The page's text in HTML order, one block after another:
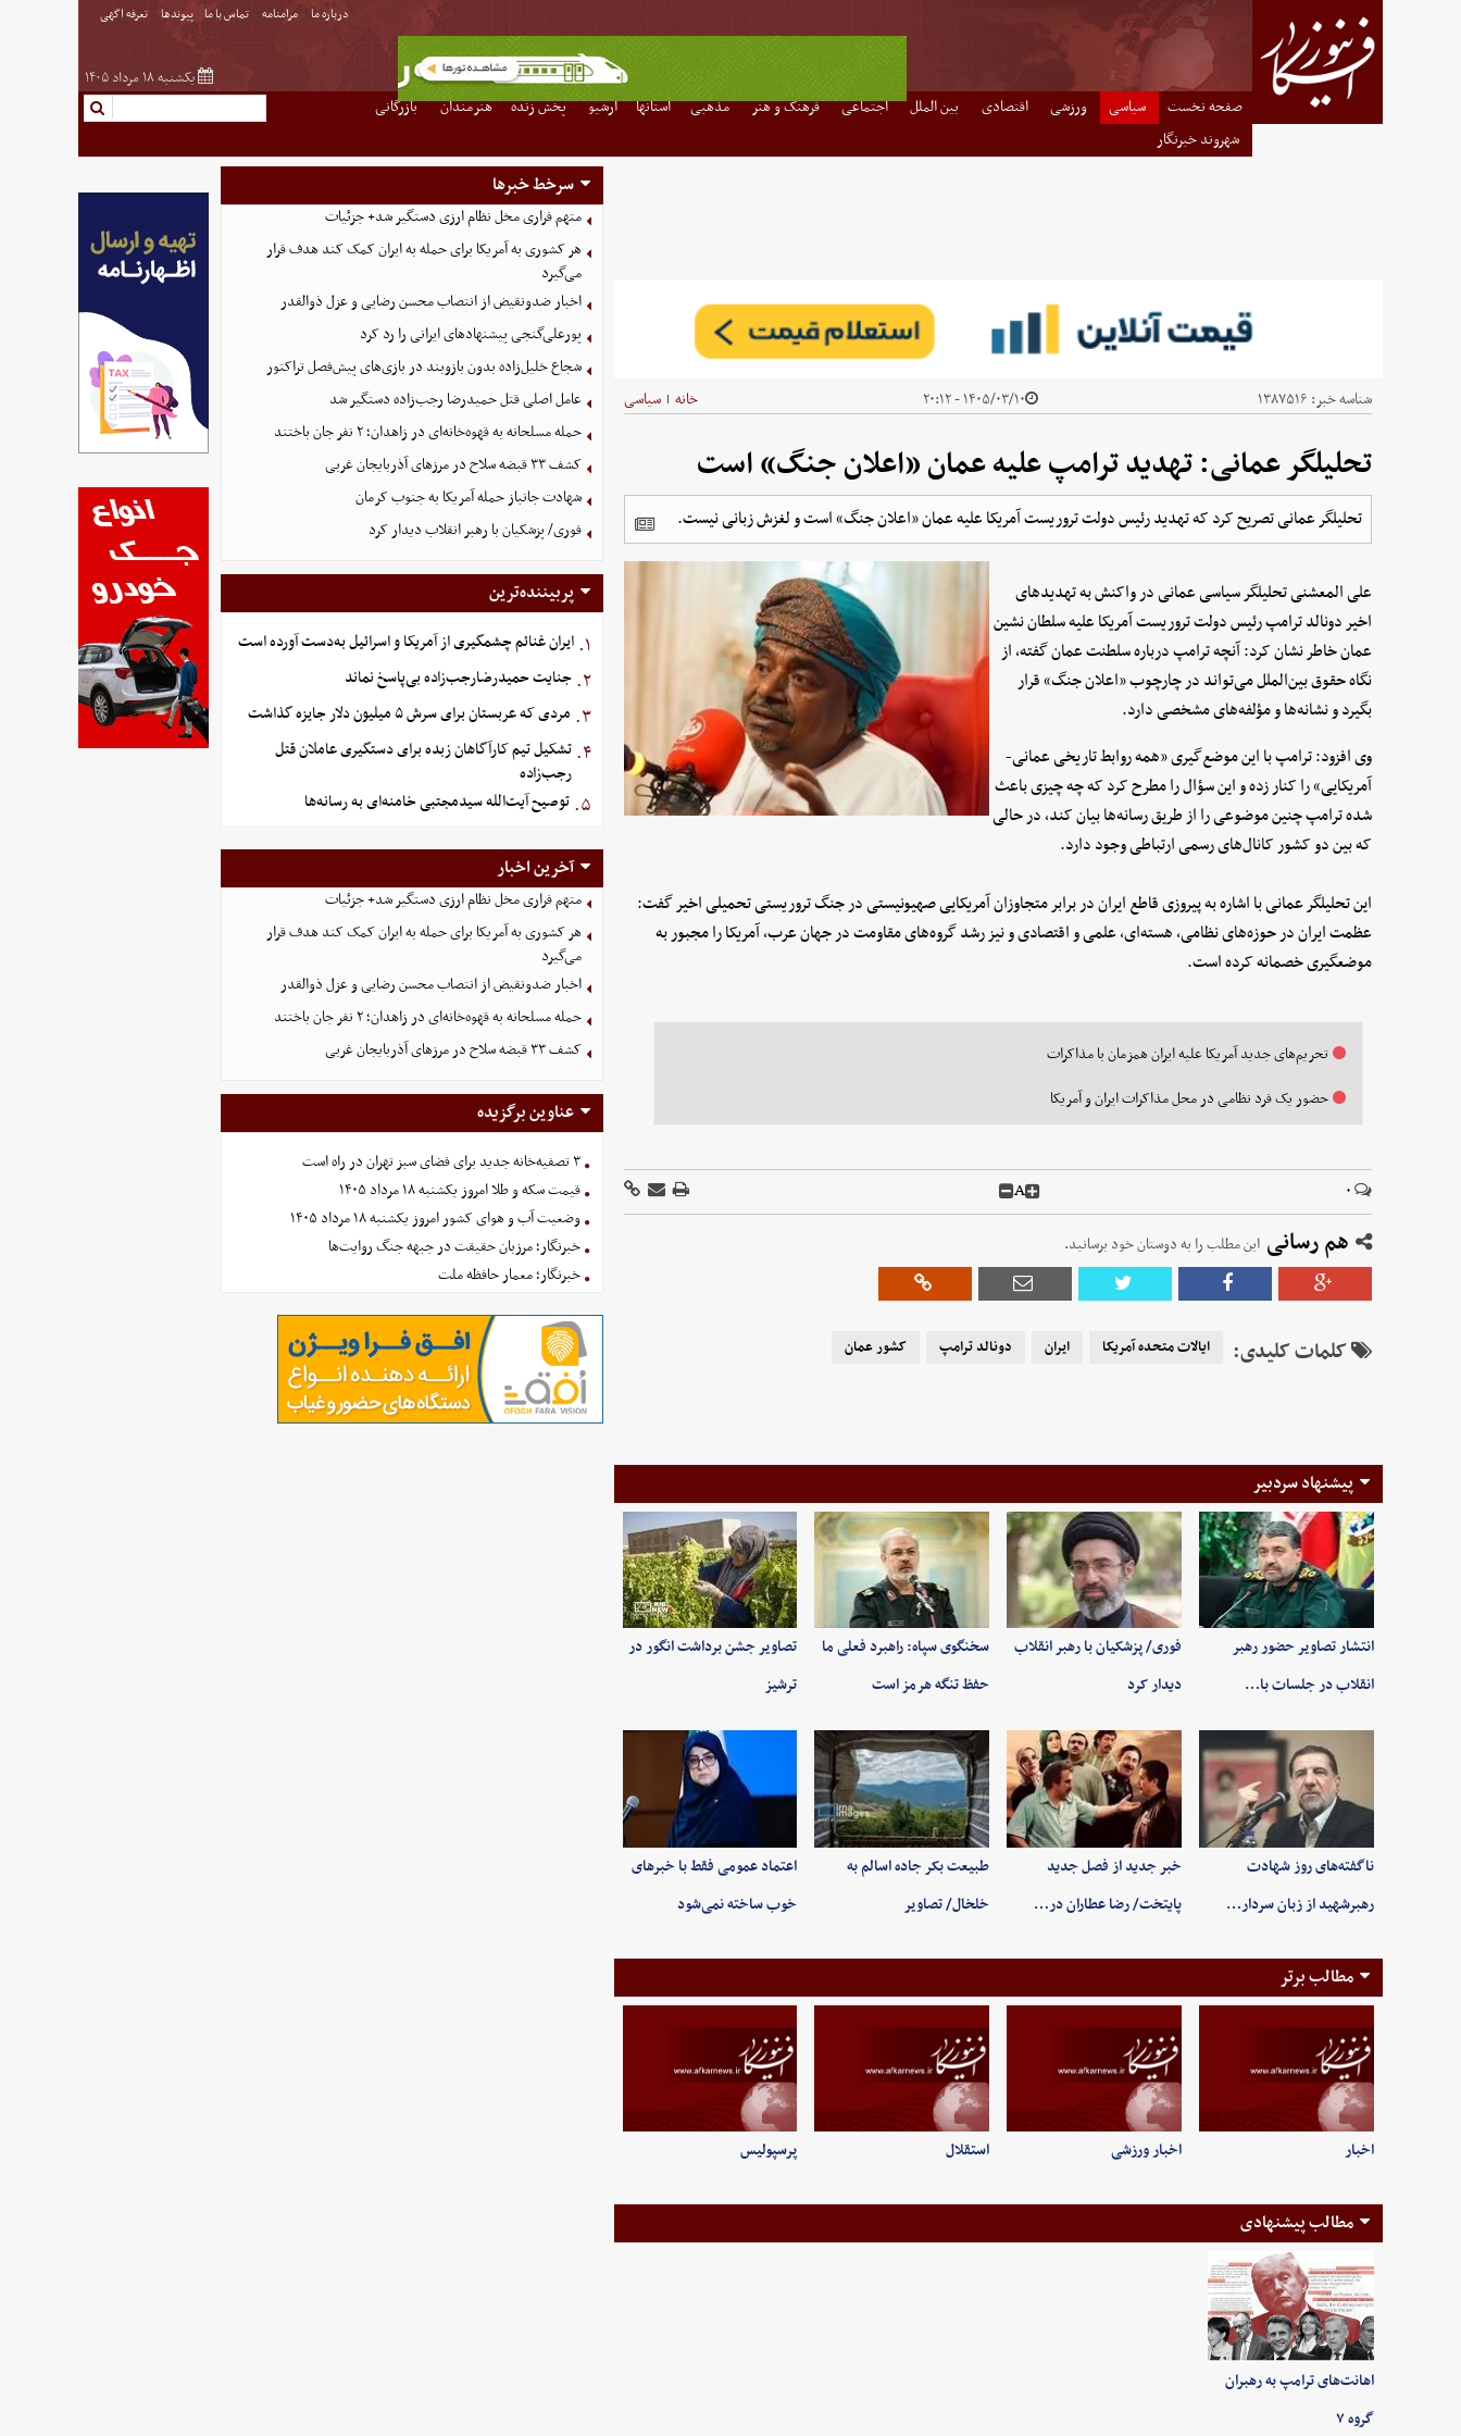
درباره ما مرامنامه تماس با ما پیوندها تعرفه اگهی
یکشنبه ۱۸ مرداد ۱۴۰۵
صفحه نخست سیاسی ورزشی اقتصادی بین الملل اجتماعی فرهنگ و هنر مذهبی استانها آرشیو پخش زنده هنرمندان
بازرگانی
شهروند خبرنگار
شناسه خبر: ۱۳۸۷۵۱۶ ۱۴۰۵/۰۳/۱۰ - ۲۰:۱۲ خانه | سیاسی
تحلیلگر عمانی: تهدید ترامپ علیه عمان «اعلان جنگ» است
تحلیلگر عمانی تصریح کرد که تهدید رئیس دولت تروریست آمریکا علیه عمان «اعلان جنگ» است و لغزش زبانی نیست.
علی المعشنی تحلیلگر سیاسی عمانی در واکنش به تهدیدهای
اخیر دونالد ترامپ رئیس دولت تروریست آمریکا علیه سلطان نشین
عمان خاطر نشان کرد: آنچه ترامپ درباره سلطنت عمان گفته، از
نگاه حقوق بین‌الملل می‌تواند در چارچوب «اعلان جنگ» قرار
بگیرد و نشانه‌ها و مؤلفه‌های مشخصی دارد.
وی افزود: ترامپ با این موضع‌گیری «همه روابط تاریخی عمانی-
آمریکایی» را کنار زده و این سؤال را مطرح کرد که چه چیزی باعث
شده ترامپ چنین موضوعی را از طریق رسانه‌ها بیان کند، در حالی
که بین دو کشور کانال‌های رسمی ارتباطی وجود دارد.
این تحلیلگر عمانی با اشاره به پیروزی قاطع ایران در برابر متجاوزان آمریکایی صهیونیستی در جنگ تروریستی تحمیلی اخیر گفت:
عظمت ایران در حوزه‌های نظامی، هسته‌ای، علمی و اقتصادی و نیز رشد گروه‌های مقاومت در جهان عرب، آمریکا را مجبور به
موضعگیری خصمانه کرده است.
تحریم‌های جدید آمریکا علیه ایران همزمان با مذاکرات
حضور یک فرد نظامی در محل مذاکرات ایران و آمریکا
۰ A
هم رسانی این مطلب را به دوستان خود برسانید.
کلمات کلیدی: ایالات متحده آمریکا ایران دونالد ترامپ کشور عمان
پیشنهاد سردبیر
انتشار تصاویر حضور رهبر
انقلاب در جلسات با…
فوری/ پزشکیان با رهبر انقلاب
دیدار کرد
سخنگوی سپاه: راهبرد فعلی ما
حفظ تنگه هرمز است
تصاویر جشن برداشت انگور در
ترشیز
ناگفته‌های روز شهادت
رهبرشهید از زبان سردار…
خبر جدید از فصل جدید
پایتخت/ رضا عطاران در…
طبیعت بکر جاده اسالم به
خلخال/ تصاویر
اعتماد عمومی فقط با خبرهای
خوب ساخته نمی‌شود
مطالب برتر
اخبار اخبار ورزشی استقلال پرسپولیس
مطالب پیشنهادی
اهانت‌های ترامپ به رهبران
گروه ۷
سرخط خبرها
متهم فراری مخل نظام ارزی دستگیر شد+ جزئیات
هر کشوری به آمریکا برای حمله به ایران کمک کند هدف قرار
می‌گیرد
اخبار ضدونقیض از انتصاب محسن رضایی و عزل ذوالقدر
پورعلی‌گنجی پیشنهادهای ایرانی را رد کرد
شجاع خلیل‌زاده بدون بازوبند در بازی‌های پیش‌فصل تراکتور
عامل اصلی قتل حمیدرضا رجب‌زاده دستگیر شد
حمله مسلحانه به قهوه‌خانه‌ای در زاهدان؛ ۲ نفر جان باختند
کشف ۳۳ قبضه سلاح در مرزهای آذربایجان غربی
شهادت جانباز حمله آمریکا به جنوب کرمان
فوری/ پزشکیان با رهبر انقلاب دیدار کرد
پربیننده‌ترین
۱. ایران غنائم چشمگیری از آمریکا و اسرائیل به‌دست آورده است
۲. جنایت حمیدرضارجب‌زاده بی‌پاسخ نماند
۳. مردی که عربستان برای سرش ۵ میلیون دلار جایزه گذاشت
۴. تشکیل تیم کارآگاهان زبده برای دستگیری عاملان قتل
رجب‌زاده
۵. توصیح آیت‌الله سیدمجتبی خامنه‌ای به رسانه‌ها
آخرین اخبار
متهم فراری مخل نظام ارزی دستگیر شد+ جزئیات
هر کشوری به آمریکا برای حمله به ایران کمک کند هدف قرار
می‌گیرد
اخبار ضدونقیض از انتصاب محسن رضایی و عزل ذوالقدر
حمله مسلحانه به قهوه‌خانه‌ای در زاهدان؛ ۲ نفر جان باختند
کشف ۳۳ قبضه سلاح در مرزهای آذربایجان غربی
عناوین برگزیده
۳ تصفیه‌خانه جدید برای فضای سبز تهران در راه است
قیمت سکه و طلا امروز یکشنبه ۱۸ مرداد ۱۴۰۵
وضعیت آب و هوای کشور امروز یکشنبه ۱۸ مرداد ۱۴۰۵
خبرنگار؛ مرزبان حقیقت در جبهه جنگ روایت‌ها
خبرنگار؛ معمار حافظه ملت